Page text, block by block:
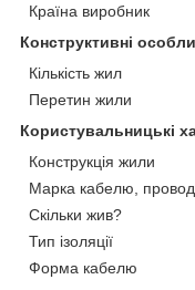
Країна виробник
Конструктивні
Кількість жил
Перетин жили
Користувальницькі
Конструкція жили
Марка кабелю,
Скільки жив?
Тип ізоляції
Форма кабелю